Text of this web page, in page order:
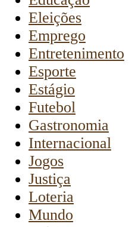
Eleições
Emprego
Entretenimento
Esporte
Estágio
Futebol
Gastronomia
Internacional
Jogos
Justiça
Loteria
Mundo